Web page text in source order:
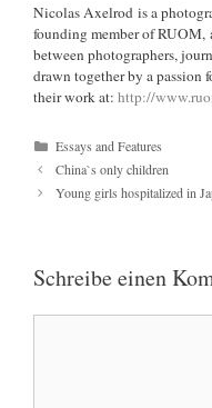
Nicolas Axelrod is a
founding member of RUOM,
between photographers,
drawn together by a passion
their work at: http://
Kategorien
Essays and Features
China`s only children
Young girls hospitalized in
Schreibe einen